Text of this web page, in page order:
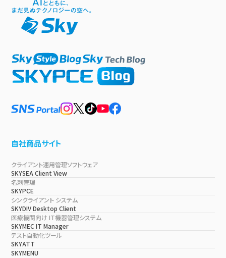
自社商品サイト
クライアント運用管理ソフトウェア
SKYSEA Client View
名刺管理
SKYPCE
シンクライアント システム
SKYDIV Desktop Client
医療機関向け IT機器管理システム
SKYMEC IT Manager
テスト自動化ツール
SKYATT
SKYMENU